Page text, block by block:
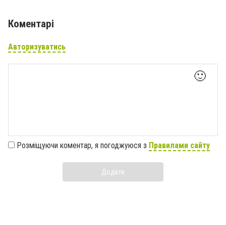
Коментарі
Авторизуватись
🙂
Розміщуючи коментар, я погоджуюся з Правилами сайту
Додати